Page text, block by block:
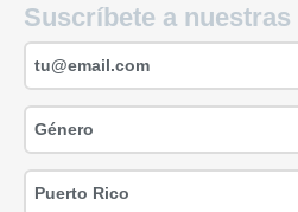
Suscríbete a nuestras